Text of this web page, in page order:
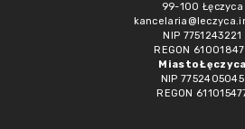
99-100 Łęczyca
NIP 7751243221
REGON
Miasto Łęczyca
NIP 7752405045
REGON